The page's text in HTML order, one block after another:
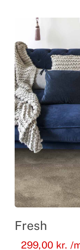
Fresh
299,00 kr. /